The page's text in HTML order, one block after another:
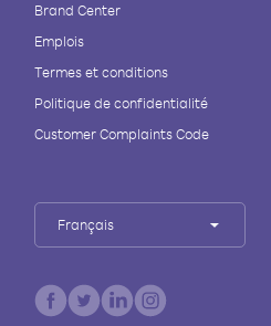
Brand Center
Emplois
Termes et conditions
Politique de confidentialité
Customer Complaints Code
Français